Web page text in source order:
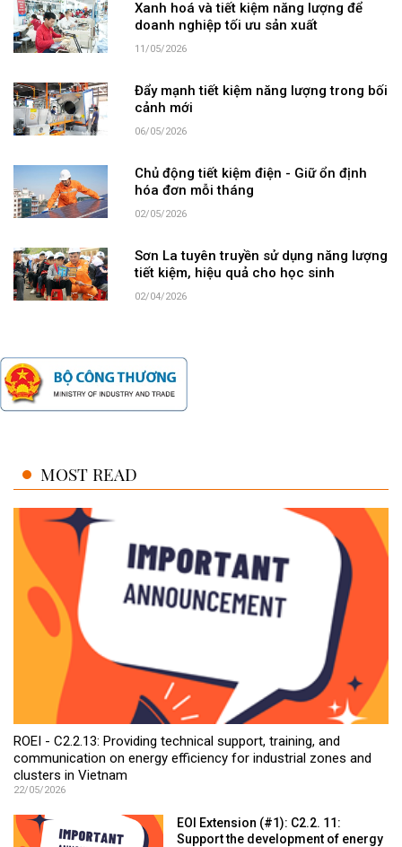
Xanh hoá và tiết kiệm năng lượng để
doanh nghiệp tối ưu sản xuất
11/05/2026
Đẩy mạnh tiết kiệm năng lượng trong bối
cảnh mới
06/05/2026
Chủ động tiết kiệm điện - Giữ ổn định
hóa đơn mỗi tháng
02/05/2026
Sơn La tuyên truyền sử dụng năng lượng
tiết kiệm, hiệu quả cho học sinh
02/04/2026
MOST READ
ROEI - C2.2.13: Providing technical support, training, and
communication on energy efficiency for industrial zones and
clusters in Vietnam
22/05/2026
EOI Extension (#1): C2.2. 11:
Support the development of energy